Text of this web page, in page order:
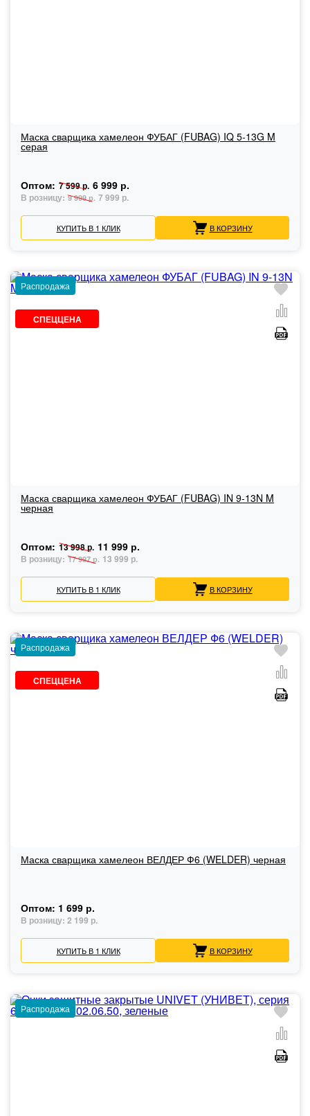
Маска сварщика хамелеон ФУБАГ (FUBAG) IQ 5-13G M
серая
Оптом: 7 599 р. 6 999 р.
В розницу: 9 999 р. 7 999 р.
КУПИТЬ В 1 КЛИК В КОРЗИНУ
Распродажа
СПЕЦЦЕНА
Маска сварщика хамелеон ФУБАГ (FUBAG) IN 9-13N M
черная
Оптом: 13 998 р. 11 999 р.
В розницу: 17 997 р. 13 999 р.
КУПИТЬ В 1 КЛИК В КОРЗИНУ
Распродажа
СПЕЦЦЕНА
Маска сварщика хамелеон ВЕЛДЕР Ф6 (WELDER) черная
Оптом: 1 699 р.
В розницу: 2 199 р.
КУПИТЬ В 1 КЛИК В КОРЗИНУ
Распродажа